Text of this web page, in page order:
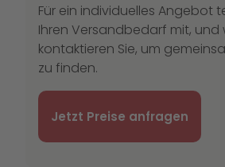
Für ein individuelles Angebot
Ihren Versandbedarf mit, und
kontaktieren Sie, um
zu finden.
Jetzt Preise anfragen